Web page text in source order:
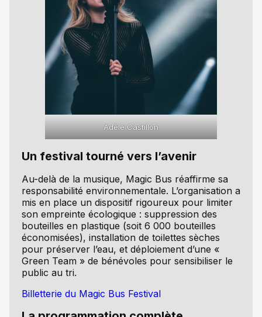
Adèle Castillon
Un festival tourné vers l’avenir
Au-delà de la musique, Magic Bus réaffirme sa
responsabilité environnementale. L’organisation a
mis en place un dispositif rigoureux pour limiter
son empreinte écologique : suppression des
bouteilles en plastique (soit 6 000 bouteilles
économisées), installation de toilettes sèches
pour préserver l’eau, et déploiement d’une «
Green Team » de bénévoles pour sensibiliser le
public au tri.
Billetterie du Magic Bus Festival